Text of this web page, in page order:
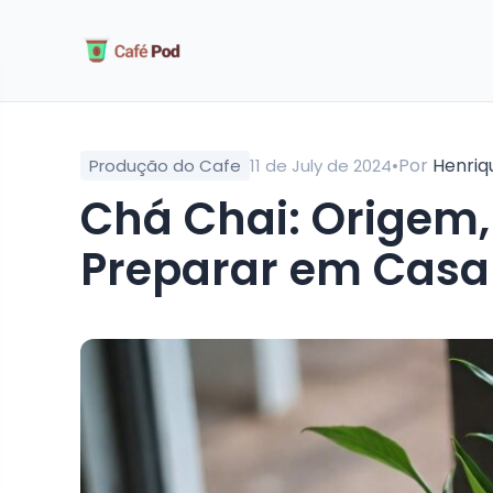
Produção do Cafe 11 de July de 2024•Por
Chá Chai: Origem, Benefícios e Como
Preparar em Casa